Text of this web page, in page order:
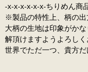
-x-x-x-x-x-x-ちりめん商
※製品の特性上、柄の出
大柄の生地は印象がか
解頂けますようよろしく
世界でただ一つ、貴方